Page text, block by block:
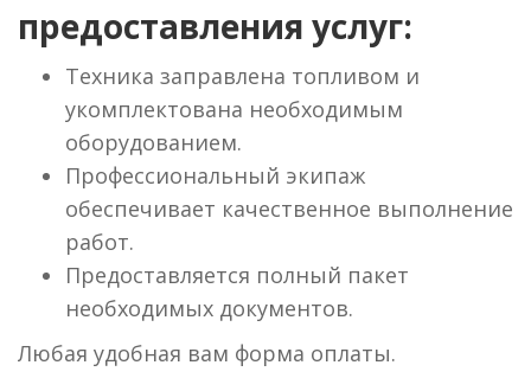
предоставления услуг:
Техника заправлена топливом и
укомплектована необходимым
оборудованием.
Профессиональный экипаж
обеспечивает качественное выполнение
работ.
Предоставляется полный пакет
необходимых документов.
Любая удобная вам форма оплаты.